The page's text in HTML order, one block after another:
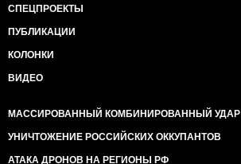
СПЕЦПРОЕКТЫ
ПУБЛИКАЦИИ
КОЛОНКИ
ВИДЕО
МАССИРОВАННЫЙ КОМБИНИРОВАННЫЙ УДАР
УНИЧТОЖЕНИЕ РОССИЙСКИХ ОККУПАНТОВ
АТАКА ДРОНОВ НА РЕГИОНЫ РФ